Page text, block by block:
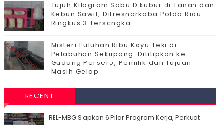
Tujuh Kilogram Sabu Dikubur di Tanah dan
Kebun Sawit, Ditresnarkoba Polda Riau
Ringkus 3 Tersangka
Misteri Puluhan Ribu Kayu Teki di
Pelabuhan Sekupang: Dititipkan ke
Gudang Persero, Pemilik dan Tujuan
Masih Gelap
RECENT
‎REL-MBG Siapkan 6 Pilar Program Kerja, Perkuat